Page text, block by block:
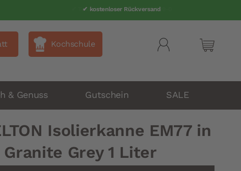
✔ kostenloser Rückversand
✔ Telefonsupport 040 80 60 999-0
Mein
Kochschule
& Genuss Gutschein SALE
Isolierkanne EM77 in
Granite Grey 1 Liter